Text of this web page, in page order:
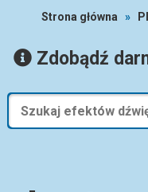
Strona główna »
Zdobądź